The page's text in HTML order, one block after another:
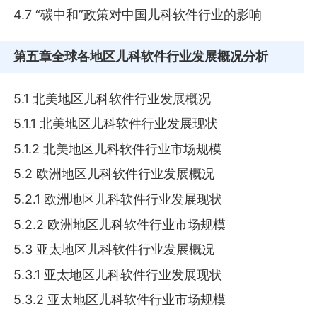
4.7 “碳中和”政策对中国儿科软件行业的影响
第五章全球各地区儿科软件行业发展概况分析
5.1 北美地区儿科软件行业发展概况
5.1.1 北美地区儿科软件行业发展现状
5.1.2 北美地区儿科软件行业市场规模
5.2 欧洲地区儿科软件行业发展概况
5.2.1 欧洲地区儿科软件行业发展现状
5.2.2 欧洲地区儿科软件行业市场规模
5.3 亚太地区儿科软件行业发展概况
5.3.1 亚太地区儿科软件行业发展现状
5.3.2 亚太地区儿科软件行业市场规模